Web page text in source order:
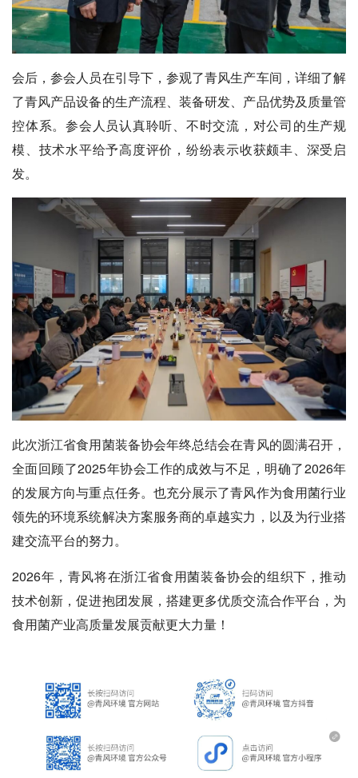
会后，参会人员在引导下，参观了青风生产车间，详细了解
了青风产品设备的生产流程、装备研发、产品优势及质量管
控体系。参会人员认真聆听、不时交流，对公司的生产规
模、技术水平给予高度评价，纷纷表示收获颇丰、深受启
发。
此次浙江省食用菌装备协会年终总结会在青风的圆满召开，
全面回顾了2025年协会工作的成效与不足，明确了2026年
的发展方向与重点任务。也充分展示了青风作为食用菌行业
领先的环境系统解决方案服务商的卓越实力，以及为行业搭
建交流平台的努力。
2026年，青风将在浙江省食用菌装备协会的组织下，推动
技术创新，促进抱团发展，搭建更多优质交流合作平台，为
食用菌产业高质量发展贡献更大力量！